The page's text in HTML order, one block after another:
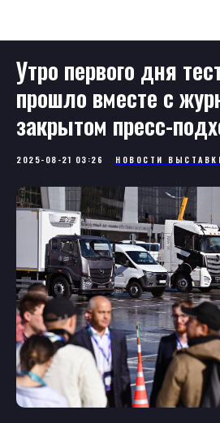
Утро первого дня
прошло вместе с
закрытом пресс-
2025-08-21 03:26 НОВОСТИ